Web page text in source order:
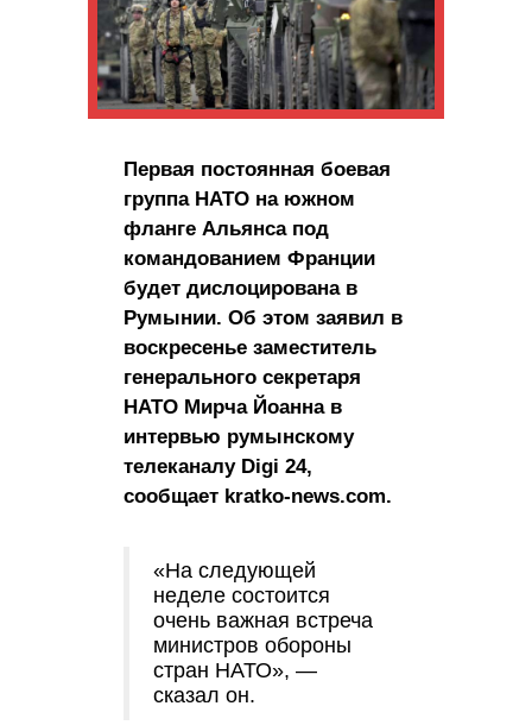
Первая постоянная боевая
группа НАТО на южном
фланге Альянса под
командованием Франции
будет дислоцирована в
Румынии. Об этом заявил в
воскресенье заместитель
генерального секретаря
НАТО Мирча Йоанна в
интервью румынскому
телеканалу Digi 24,
сообщает kratko-news.com.
«На следующей
неделе состоится
очень важная встреча
министров обороны
стран НАТО», —
сказал он.